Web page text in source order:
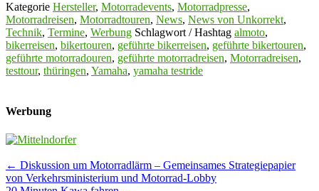
Kategorie Hersteller, Motorradevents, Motorradpresse,
Motorradreisen, Motorradtouren, News, News von Unkorrekt,
Technik, Termine, Werbung Schlagwort / Hashtag almoto,
bikerreisen, bikertouren, geführte bikerreisen, geführte bikertouren,
geführte motorradouren, geführte motorradreisen, Motorradreisen,
testtour, thüringen, Yamaha, yamaha testride
Werbung
Post
navigation
← Diskussion um Motorradlärm – Gemeinsames Strategiepapier
von Verkehrsministerium und Motorrad-Lobby